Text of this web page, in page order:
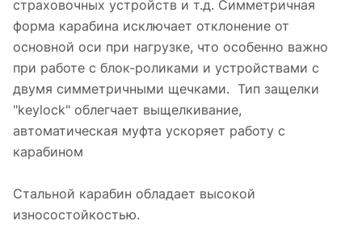
страховочных устройств и т.д. Симметричная
форма карабина исключает отклонение от
основной оси при нагрузке, что особенно важно
при работе с блок-роликами и устройствами с
двумя симметричными щечками. Тип защелки
"keylock" облегчает выщелкивание,
автоматическая муфта ускоряет работу с
карабином
Стальной карабин обладает высокой
износостойкостью.